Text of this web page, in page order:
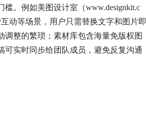
。例如美图设计室（www.designkit.c
动等场景，用户只需替换文字和图片即
整的繁琐；素材库包含海量免版权图
可实时同步给团队成员，避免反复沟通